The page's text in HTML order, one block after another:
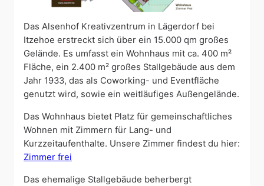
Das Alsenhof Kreativzentrum in Lägerdorf bei
Itzehoe erstreckt sich über ein 15.000 qm großes
Gelände. Es umfasst ein Wohnhaus mit ca. 400 m²
Fläche, ein 2.400 m² großes Stallgebäude aus dem
Jahr 1933, das als Coworking- und Eventfläche
genutzt wird, sowie ein weitläufiges Außengelände.
Das Wohnhaus bietet Platz für gemeinschaftliches
Wohnen mit Zimmern für Lang- und
Kurzzeitaufenthalte. Unsere Zimmer findest du hier:
Zimmer frei
Das ehemalige Stallgebäude beherbergt